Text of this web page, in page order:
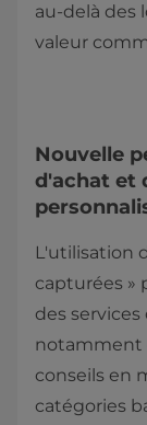
au-delà des
valeur
Nouvelle
d'achat et
L'utilisation
capturées »
des
notamment
conseils en
catégories